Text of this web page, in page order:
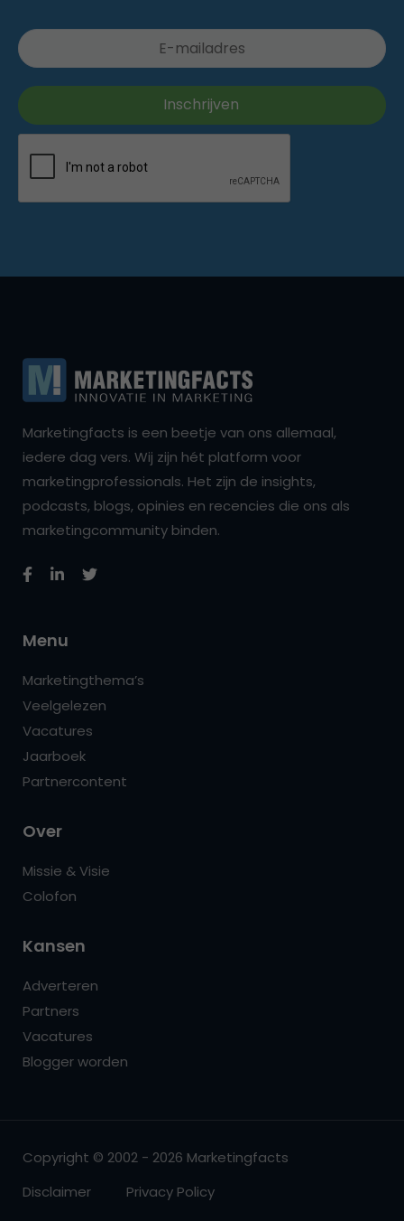
Marketingfacts is een beetje van ons allemaal,
iedere dag vers. Wij zijn hét platform voor
marketingprofessionals. Het zijn de insights,
podcasts, blogs, opinies en recencies die ons als
marketingcommunity binden.
Menu
Marketingthema’s
Veelgelezen
Vacatures
Jaarboek
Partnercontent
Over
Missie & Visie
Colofon
Kansen
Adverteren
Partners
Vacatures
Blogger worden
Copyright © 2002 - 2026 Marketingfacts
Disclaimer
Privacy Policy